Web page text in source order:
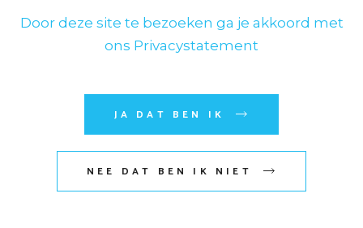
Door deze site te bezoeken ga je akkoord met
ons Privacystatement
JA DAT BEN IK
NEE DAT BEN IK NIET
Mijn naam, e-mail en site
opslaan in deze browser voor
VERZENDEN